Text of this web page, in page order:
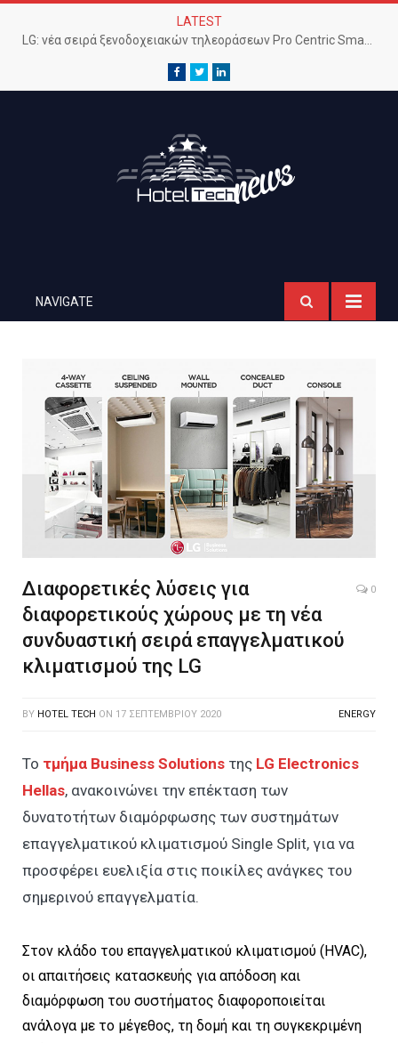
LATEST
LG: νέα σειρά ξενοδοχειακών τηλεοράσεων Pro Centric Smart 4K
Facebook
TwitterLinkedIn
NAVIGATE
Διαφορετικές λύσεις για
διαφορετικούς χώρους με τη νέα
συνδυαστική σειρά επαγγελματικού
κλιματισμού της LG
0
BY HOTEL TECH ON 17 ΣΕΠΤΕΜΒΡΊΟΥ 2020 ENERGY
Το τμήμα Βusiness Solutions της LG Electronics
Hellas, ανακοινώνει την επέκταση των
δυνατοτήτων διαμόρφωσης των συστημάτων
επαγγελματικού κλιματισμού Single Split, για να
προσφέρει ευελιξία στις ποικίλες ανάγκες του
σημερινού επαγγελματία.
Στον κλάδο του επαγγελματικού κλιματισμού (HVAC),
οι απαιτήσεις κατασκευής για απόδοση και
διαμόρφωση του συστήματος διαφοροποιείται
ανάλογα με το μέγεθος, τη δομή και τη συγκεκριμένη